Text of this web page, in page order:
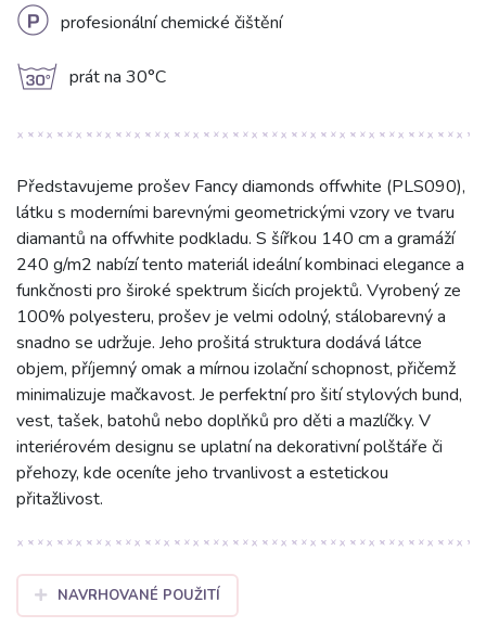
L profesionální chemické čištění
g prát na 30°C
Představujeme prošev Fancy diamonds offwhite (PLS090),
látku s moderními barevnými geometrickými vzory ve tvaru
diamantů na offwhite podkladu. S šířkou 140 cm a gramáží
240 g/m2 nabízí tento materiál ideální kombinaci elegance a
funkčnosti pro široké spektrum šicích projektů. Vyrobený ze
100% polyesteru, prošev je velmi odolný, stálobarevný a
snadno se udržuje. Jeho prošitá struktura dodává látce
objem, příjemný omak a mírnou izolační schopnost, přičemž
minimalizuje mačkavost. Je perfektní pro šití stylových bund,
vest, tašek, batohů nebo doplňků pro děti a mazlíčky. V
interiérovém designu se uplatní na dekorativní polštáře či
přehozy, kde oceníte jeho trvanlivost a estetickou
přitažlivost.
NAVRHOVANÉ POUŽITÍ